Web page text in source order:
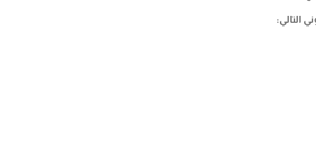
التالي: